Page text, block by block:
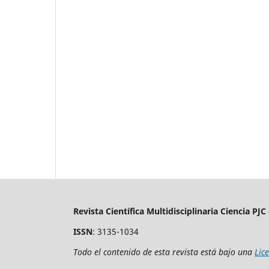
Revista Científica Multidisciplinaria Ciencia PJC -
ISSN: 3135-1034
Todo el contenido de esta revista está bajo una